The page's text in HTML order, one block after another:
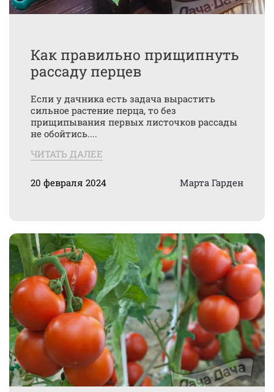
Как правильно прищипнуть
рассаду перцев
Если у дачника есть задача вырастить
сильное растение перца, то без
прищипывания первых листочков рассады
не обойтись....
ЧИТАТЬ ДАЛЕЕ
20 февраля 2024 Марта Гарден